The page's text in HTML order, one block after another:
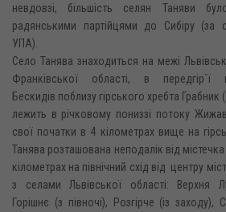
невдовзі, більшість селян Таняви
радянськими партійцями до Сибіру (за
УПА).
Село Танява знаходиться на межі
Франківської області, в передгір`ї
Бескидів поблизу гірського хребта
лежить в річковому пониззі потоку
свої початки в 4 кілометрах вище на
Танява розташована неподалік від містечка
кілометрах на північний схід від центру
з селами Львівської області: Верхня
Горішнє (з півночі), Розгірче (із заходу),